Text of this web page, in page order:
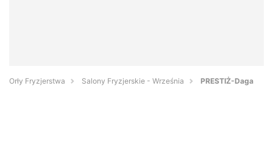
Orły Fryzjerstwa Salony Fryzjerskie - Września PRESTIŻ-Daga